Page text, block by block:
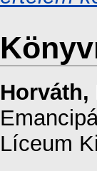
Horváth,
Líceum